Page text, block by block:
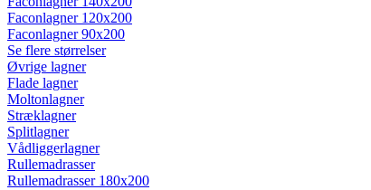
Faconlagner 120x200
Faconlagner 90x200
Se flere størrelser
Øvrige lagner
Flade lagner
Moltonlagner
Stræklagner
Splitlagner
Vådliggerlagner
Rullemadrasser
Rullemadrasser 180x200